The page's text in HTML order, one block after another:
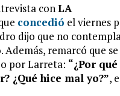
con LA
concedió el viernes
dijo que no
Además, remarcó que
por Larreta: “¿Por
¿Qué hice mal yo?”,